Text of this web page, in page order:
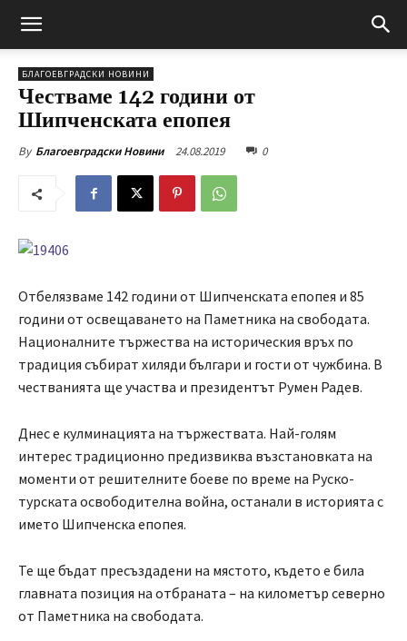
БЛАГОЕВГРАДСКИ НОВИНИ
Честваме 142 години от
Шипченската епопея
By Благоевградски Новини 24.08.2019 0
Отбелязваме 142 години от Шипченската епопея и 85
години от освещаването на Паметника на свободата.
Националните тържества на историческия връх по
традиция събират хиляди българи и гости от чужбина. В
честванията ще участва и президентът Румен Радев.
Днес е кулминацията на тържествата. Най-голям
интерес традиционно предизвиква възстановката на
моменти от решителните боеве по време на Руско-
турската освободителна война, останали в историята с
името Шипченска епопея.
Те ще бъдат пресъздадени на мястото, където е била
главната позиция на отбраната – на километър северно
от Паметника на свободата.